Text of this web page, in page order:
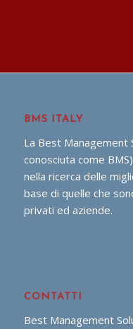
BMS ITALY
La Best Management
conosciuta come
nella ricerca delle
base di quelle che
privati ed aziende.
CONTATTI
Best Management